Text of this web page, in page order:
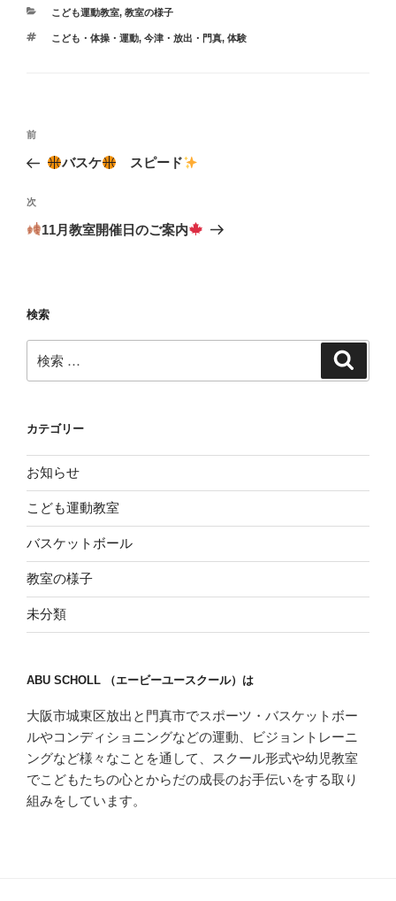
カ
ゴ
こども運動教室, 教室の様子
タ
こども・体操・運動, 今津・放出・門真, 体験
投
ナ
ビ
ゲ
ン
過
去
投
稿
前
バスケ スピード
次
の
次
11月教室開催日のご案内
検索
索:
カテゴリー
お知らせ
こども運動教室
バスケットボール
教室の様子
未分類
ABU SCHOLL （エービーユースクール）は
大阪市城東区放出と門真市でスポーツ・バスケットボー
ルやコンディショニングなどの運動、ビジョントレーニ
ングなど様々なことを通して、スクール形式や幼児教室
でこどもたちの心とからだの成長のお手伝いをする取り
組みをしています。